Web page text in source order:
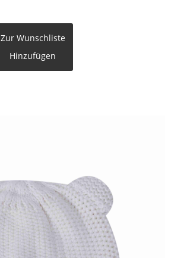
Zur Wunschliste
Hinzufügen